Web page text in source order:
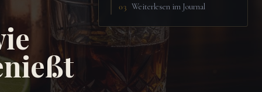
03 Weiterlesen im Journal